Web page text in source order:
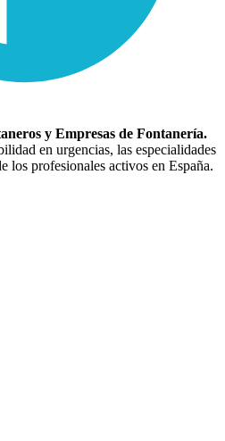
y Empresas de Fontanería.
en urgencias, las especialidades
los profesionales activos en España.